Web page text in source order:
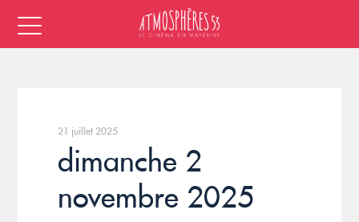
21 juillet 2025
dimanche 2
novembre 2025